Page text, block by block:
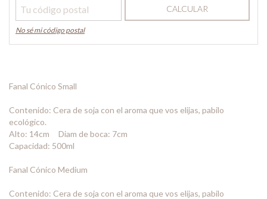
CALCULAR
No sé mi código postal
Fanal Cónico Small
Contenido: Cera de soja con el aroma que vos elijas, pabilo
ecológico.
Alto: 14cm Diam de boca: 7cm
Capacidad: 500ml
Fanal Cónico Medium
Contenido: Cera de soja con el aroma que vos elijas, pabilo